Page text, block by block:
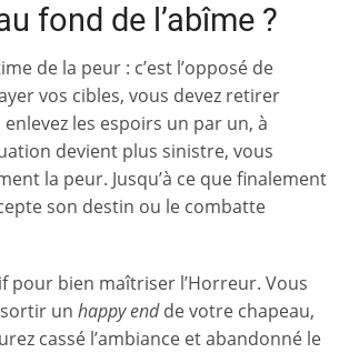
fond de l’abîme ?
de la peur : c’est l’opposé de
vos cibles, vous devez retirer
enlevez les espoirs un par un, à
devient plus sinistre, vous
la peur. Jusqu’à ce que finalement
son destin ou le combatte
pour bien maîtriser l’Horreur. Vous
un happy endde votre chapeau,
cassé l’ambiance et abandonné le